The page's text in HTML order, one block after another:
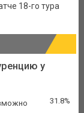
18-го тура
у
31.8%